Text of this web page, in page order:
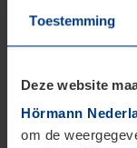
Toestemming
Deze website
Hörmann
om de
voor stap hun
Van
van start te